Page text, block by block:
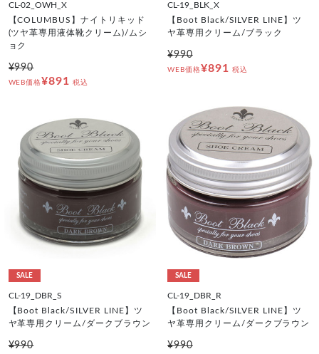
CL-02_OWH_X
【COLUMBUS】ナイトリキッド
(ツヤ革専用液体靴クリーム)/ムシ
ョク
¥990
WEB価格¥891 税込
CL-19_BLK_X
【Boot Black/SILVER LINE】ツ
ヤ革専用クリーム/ブラック
¥990
WEB価格¥891 税込
SALE
CL-19_DBR_S
【Boot Black/SILVER LINE】ツ
ヤ革専用クリーム/ダークブラウン
¥990
SALE
CL-19_DBR_R
【Boot Black/SILVER LINE】ツ
ヤ革専用クリーム/ダークブラウン
¥990